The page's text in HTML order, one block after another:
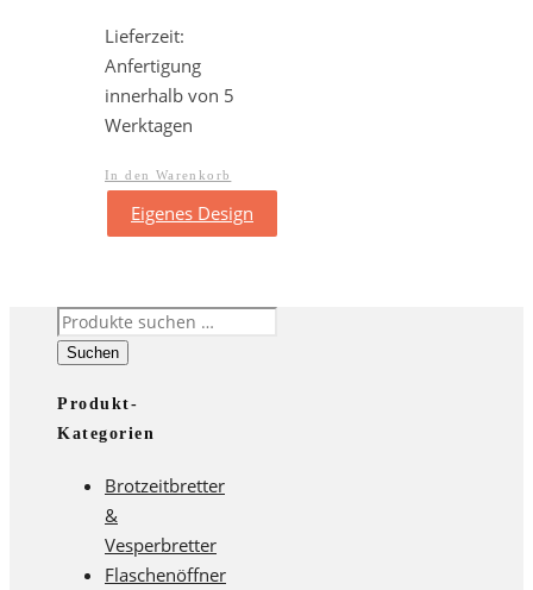
Lieferzeit:
Anfertigung
innerhalb von 5
Werktagen
In den Warenkorb
Eigenes Design
Suchen
nach:
Suchen
Produkt-
Kategorien
Brotzeitbretter
&
Vesperbretter
Flaschenöffner